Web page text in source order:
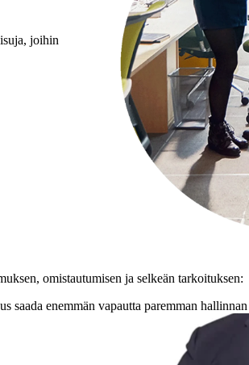
joihin
omistautumisen ja selkeän tarkoituksen:
saada enemmän vapautta paremman